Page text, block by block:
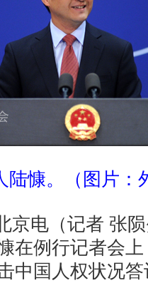
陆慷。（图片：
京电（记者 张
在例行记者会
中国人权状况